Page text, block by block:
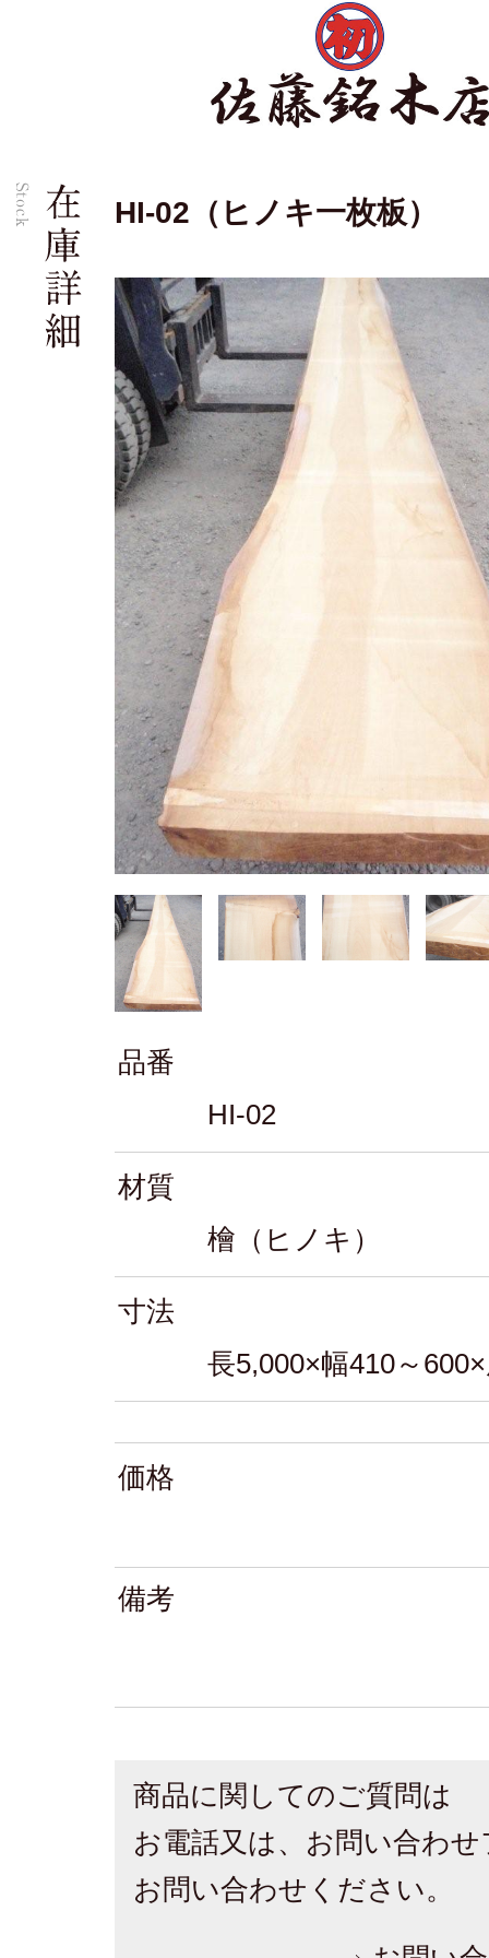
HI-02（ヒノキ一枚板）
品番
HI-02
材質
檜（ヒノキ）
寸法
長5,000×幅410～
価格
備考
商品に関してのご質問は
お電話又は、お問い合わ
お問い合わせください。